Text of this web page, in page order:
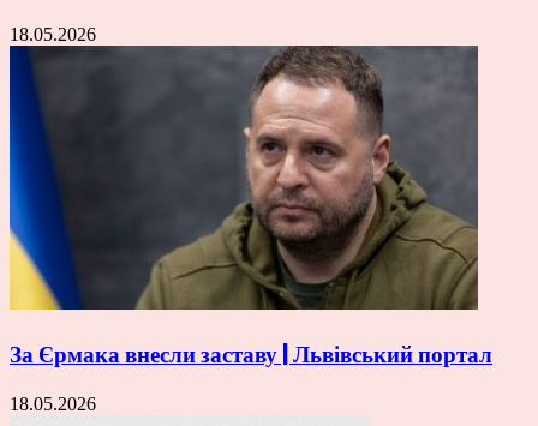
18.05.2026
За Єрмака внесли заставу | Львівський портал
18.05.2026